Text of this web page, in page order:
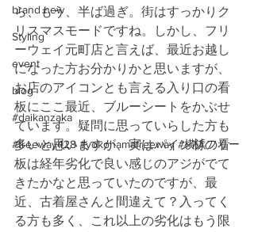
brand new
Styling
event
blog
#daikanzaka
#freeway428 #yokohamafreeway #横浜フリー
ら、もう、半ば過ぎ。街はすっかりク
リスマスモードですね。しかし、フリ
ーウェイ元町店と言えば、最近お越し
になった方お分かりかと思いますが、
お店のアイコンとも言える入り口の看
板にここ最近、ブルーシートをかぶせ
ています。疑問に思っていらした方も
多いと思いますが、実はパイン材の看
板は経年劣化で良い感じのアジがでて
きたかなと思っていたのですが、最
近、古着屋さんと間違えて？入ってく
る方も多く、これ以上の劣化はもう限